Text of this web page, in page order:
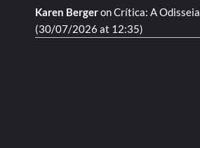
Karen BergeronCrítica: A Odisseia
(30/07/2026 at 12:35)